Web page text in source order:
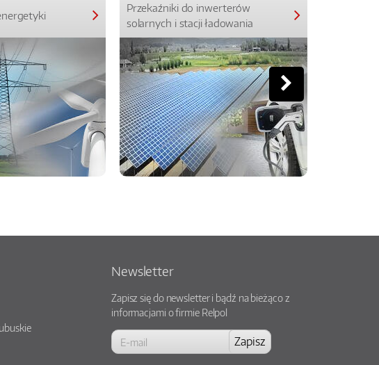
Przekaźniki do inwerterów
solarnych i stacji ładowania
Newsletter
Zapisz się do newsletter i bądź na bieżąco z
informacjami o firmie Relpol